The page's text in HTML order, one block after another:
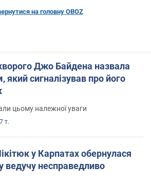
на головну OBOZ
Джо Байдена назвала
сигналізував про його
цьому належної уваги
т.
у Карпатах обернулася
ведучу несправедливо